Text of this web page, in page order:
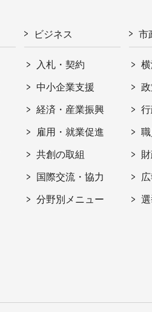
ビジネス
入札・契約
中小企業支援
経済・産業振興
雇用・就業促進
共創の取組
国際交流・協力
分野別メニュー
市